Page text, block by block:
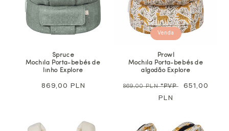
Spruce
Mochila Porta-bebés de
linho Explore
Preço
869,00 PLN
Venda
Prowl
Mochila Porta-bebés de
algodão Explore
Preço
869,00 PLN*PVP
Preço
651,00
PLN